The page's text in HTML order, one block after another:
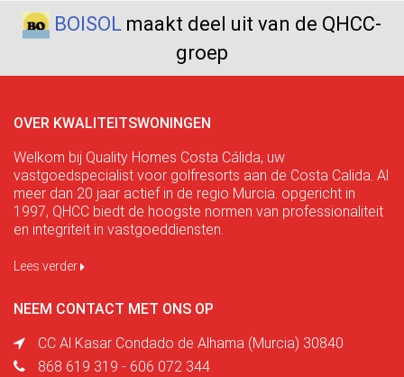
BOISOL maakt deel uit van de QHCC-
groep
OVER KWALITEITSWONINGEN
Welkom bij Quality Homes Costa Cálida, uw
vastgoedspecialist voor golfresorts aan de Costa Calida. Al
meer dan 20 jaar actief in de regio Murcia. opgericht in
1997, QHCC biedt de hoogste normen van professionaliteit
en integriteit in vastgoeddiensten.
Lees verder
NEEM CONTACT MET ONS OP
CC Al Kasar Condado de Alhama (Murcia) 30840
868 619 319 - 606 072 344